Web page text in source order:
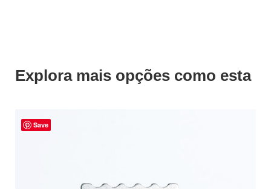
Explora mais opções como esta
Save